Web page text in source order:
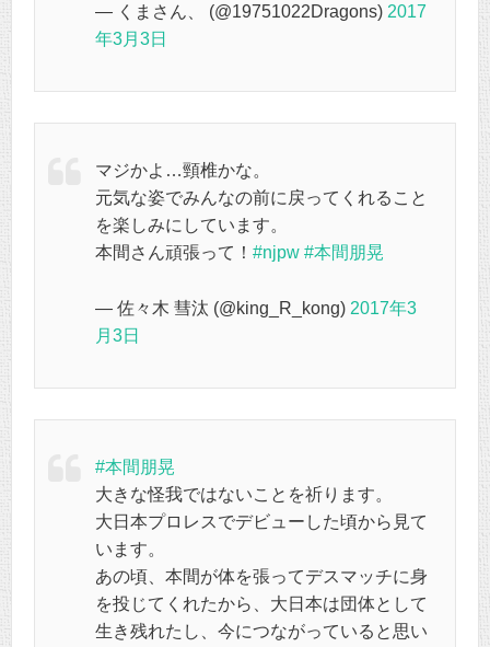
— くまさん、 (@19751022Dragons) 2017
年3月3日
マジかよ…頸椎かな。
元気な姿でみんなの前に戻ってくれること
を楽しみにしています。
本間さん頑張って！ #njpw #本間朋晃
— 佐々木 彗汰 (@king_R_kong) 2017年3
月3日
#本間朋晃
大きな怪我ではないことを祈ります。
大日本プロレスでデビューした頃から見て
います。
あの頃、本間が体を張ってデスマッチに身
を投じてくれたから、大日本は団体として
生き残れたし、今につながっていると思い